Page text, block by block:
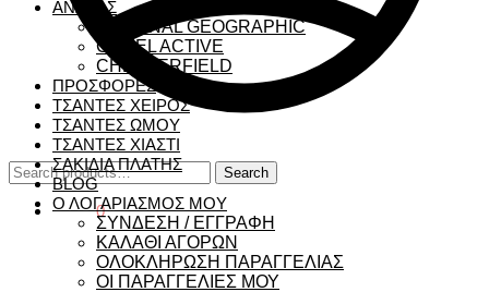
Search
for:
Search
€0,00 0
ΑΝΔΡΑΣ
NATIONAL GEOGRAPHIC
CAMEL ACTIVE
CHESTERFIELD
ΠΡΟΣΦΟΡΕΣ
ΤΣΑΝΤΕΣ ΧΕΙΡΟΣ
ΤΣΑΝΤΕΣ ΩΜΟΥ
ΤΣΑΝΤΕΣ ΧΙΑΣΤΙ
ΣΑΚΙΔΙΑ ΠΛΑΤΗΣ
BLOG
Ο ΛΟΓΑΡΙΑΣΜΟΣ ΜΟΥ
ΣΥΝΔΕΣΗ / ΕΓΓΡΑΦΗ
ΚΑΛΑΘΙ ΑΓΟΡΩΝ
ΟΛΟΚΛΗΡΩΣΗ ΠΑΡΑΓΓΕΛΙΑΣ
ΟΙ ΠΑΡΑΓΓΕΛΙΕΣ ΜΟΥ